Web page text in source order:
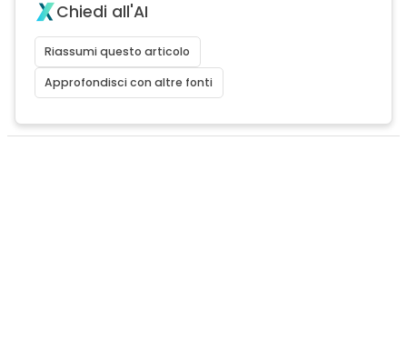
Chiedi all'AI
Riassumi questo articolo
Approfondisci con altre fonti